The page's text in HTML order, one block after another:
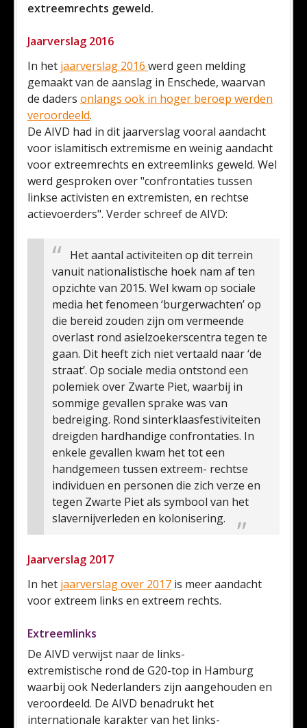
extreemrechts geweld.
Jaarverslag 2016
In het jaarverslag 2016 werd geen melding
gemaakt van de aanslag in Enschede, waarvan
de daders onlangs ook in hoger beroep werden
veroordeeld.
De AIVD had in dit jaarverslag vooral aandacht
voor islamitisch extremisme en weinig aandacht
voor extreemrechts en extreemlinks geweld. Wel
werd gesproken over "confrontaties tussen
linkse activisten en extremisten, en rechtse
actievoerders". Verder schreef de AIVD:
Het aantal activiteiten op dit terrein
vanuit nationalistische hoek nam af ten
opzichte van 2015. Wel kwam op sociale
media het fenomeen ‘burgerwachten’ op
die bereid zouden zijn om vermeende
overlast rond asielzoekerscentra tegen te
gaan. Dit heeft zich niet vertaald naar ‘de
straat’. Op sociale media ontstond een
polemiek over Zwarte Piet, waarbij in
sommige gevallen sprake was van
bedreiging. Rond sinterklaasfestiviteiten
dreigden hardhandige confrontaties. In
enkele gevallen kwam het tot een
handgemeen tussen extreem- rechtse
individuen en personen die zich verze en
tegen Zwarte Piet als symbool van het
slavernijverleden en kolonisering.
Jaarverslag 2017
In het jaarverslag over 2017 is meer aandacht
voor extreem links en extreem rechts.
Extreemlinks
De AIVD verwijst naar de links-
extremistische rond de G20-top in Hamburg
waarbij ook Nederlanders zijn aangehouden en
veroordeeld. De AIVD benadrukt het
internationale karakter van het links-